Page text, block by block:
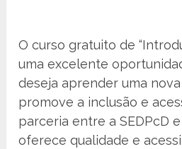
O curso gratuito de
uma excelente
deseja aprender uma
promove a inclusão e
parceria entre a SEDPcD
oferece qualidade e